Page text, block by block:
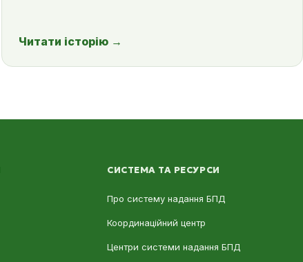
Читати історію →
СИСТЕМА ТА РЕСУРСИ
Про систему надання БПД
Координаційний центр
Центри системи надання БПД